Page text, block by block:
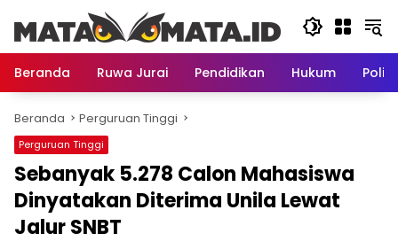
konten
Beranda
Ruwa Jurai Pendidikan Hukum
Beranda Perguruan Tinggi
Perguruan Tinggi
Sebanyak 5.278 Calon Mahasiswa
Dinyatakan Diterima Unila Lewat
Jalur SNBT